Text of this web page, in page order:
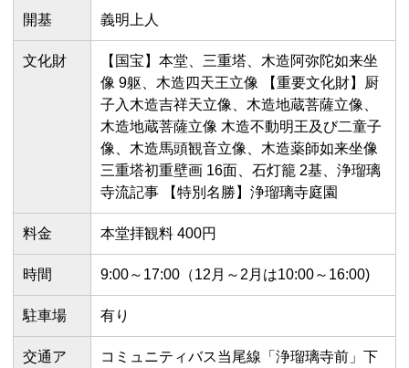
開基 義明上人
文化財
【国宝】本堂、三重塔、木造阿弥陀如来坐
像 9躯、木造四天王立像 【重要文化財】厨
子入木造吉祥天立像、木造地蔵菩薩立像、
木造地蔵菩薩立像 木造不動明王及び二童子
像、木造馬頭観音立像、木造薬師如来坐像
三重塔初重壁画 16面、石灯籠 2基、浄瑠璃
寺流記事 【特別名勝】浄瑠璃寺庭園
料金 本堂拝観料 400円
時間 9:00～17:00（12月～2月は10:00～16:00)
駐車場 有り
交通ア
コミュニティバス当尾線「浄瑠璃寺前」下